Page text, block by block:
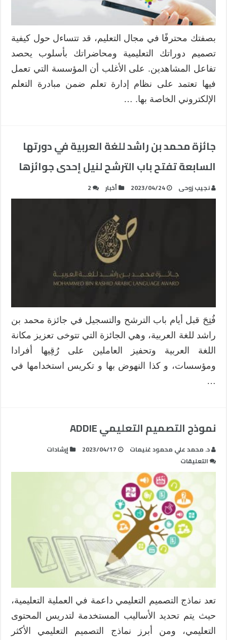
بصفتك محترفًا في مجال التعليم، قد تتساءل حول كيفية
تصميم دوراتك التعليمية ومحاضراتك بأسلوب يحصد
تفاعل المشاهدين. على الأغلب أن المؤسسة التي تعمل
فيها تعتمد على نظام إدارة تعلم ضمن مبادرة التعلم
الإلكتروني الخاصة بها. …
جائزة محمد بن راشد للغة العربية في دورتها
السابعة تفتح باب الترشح لنيل إحدى جوائزها
نجيب زوحى 2023/04/24 أخبار 2
فُتِحَ قبل أيام باب الترشح والتسجيل في جائزة محمد بن
راشد للغة العربية، وهي الجائزة التي تتوخى تعزيز مكانة
اللغة العربية وتحفيز العاملين على رُقِيها أفرادا
ومؤسسات، و كذا النهوض بها و تكريس استخدامها في
…
نموذج التصميم التعليمي ADDIE
د. محمد علي محمود غنيمات 2023/04/17
إرشادات
التعليقات
نموذج
التصميم
التعليمي
ADDIE
مغلقة
تعد نماذج التصميم التعليمي داعمة في العملية التعليمية،
حيث يتم تحديد الأساليب المستخدمة لتدريس المحتوى
التعليمي، ومن أبرز نماذج التصميم التعليمي الأكثر